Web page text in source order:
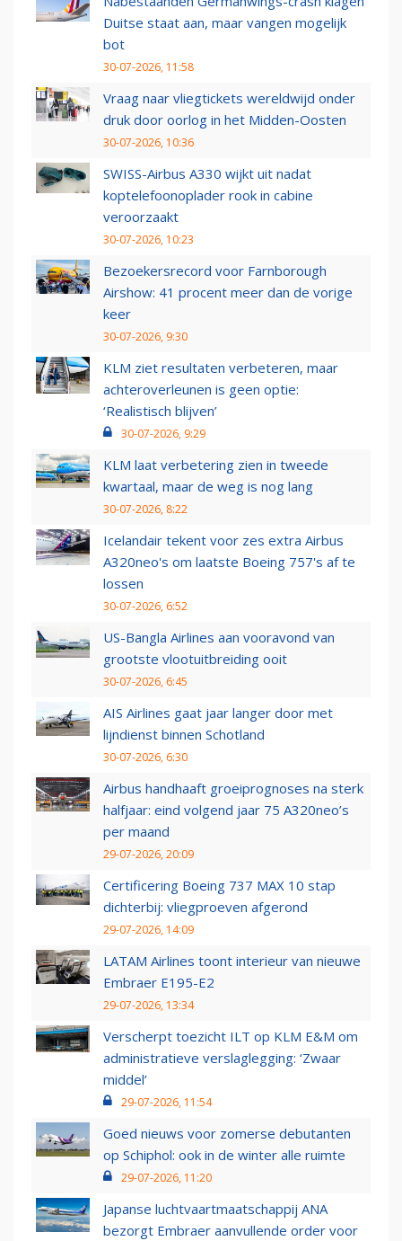
Duitse staat aan, maar vangen mogelijk
bot
30-07-2026, 11:58
Vraag naar vliegtickets wereldwijd onder
druk door oorlog in het Midden-Oosten
30-07-2026, 10:36
SWISS-Airbus A330 wijkt uit nadat
koptelefoonoplader rook in cabine
veroorzaakt
30-07-2026, 10:23
Bezoekersrecord voor Farnborough
Airshow: 41 procent meer dan de vorige
keer
30-07-2026, 9:30
KLM ziet resultaten verbeteren, maar
achteroverleunen is geen optie:
‘Realistisch blijven’
30-07-2026, 9:29
KLM laat verbetering zien in tweede
kwartaal, maar de weg is nog lang
30-07-2026, 8:22
Icelandair tekent voor zes extra Airbus
A320neo's om laatste Boeing 757's af te
lossen
30-07-2026, 6:52
US-Bangla Airlines aan vooravond van
grootste vlootuitbreiding ooit
30-07-2026, 6:45
AIS Airlines gaat jaar langer door met
lijndienst binnen Schotland
30-07-2026, 6:30
Airbus handhaaft groeiprognoses na sterk
halfjaar: eind volgend jaar 75 A320neo’s
per maand
29-07-2026, 20:09
Certificering Boeing 737 MAX 10 stap
dichterbij: vliegproeven afgerond
29-07-2026, 14:09
LATAM Airlines toont interieur van nieuwe
Embraer E195-E2
29-07-2026, 13:34
Verscherpt toezicht ILT op KLM E&M om
administratieve verslaglegging: ‘Zwaar
middel’
29-07-2026, 11:54
Goed nieuws voor zomerse debutanten
op Schiphol: ook in de winter alle ruimte
29-07-2026, 11:20
Japanse luchtvaartmaatschappij ANA
bezorgt Embraer aanvullende order voor